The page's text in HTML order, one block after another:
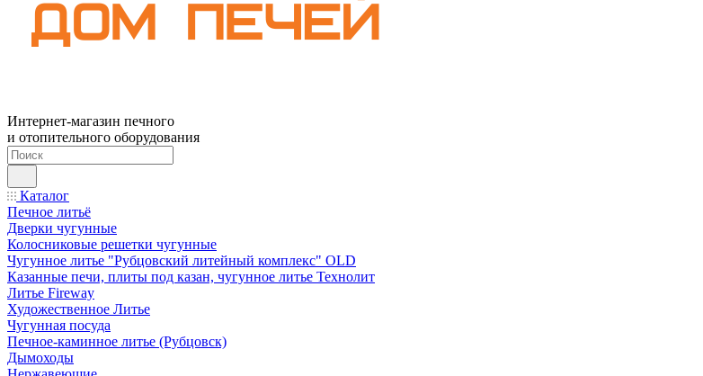
Интернет-магазин печного
и отопительного оборудования
Каталог
Печное литьё
Дверки чугунные
Колосниковые решетки чугунные
Чугунное литье "Рубцовский литейный комплекс" OLD
Казанные печи, плиты под казан, чугунное литье Технолит
Литье Fireway
Художественное Литье
Чугунная посуда
Печное-каминное литье (Рубцовск)
Дымоходы